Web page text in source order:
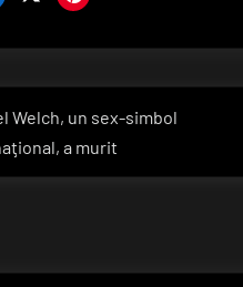
Welch, un sex-simbol
a murit